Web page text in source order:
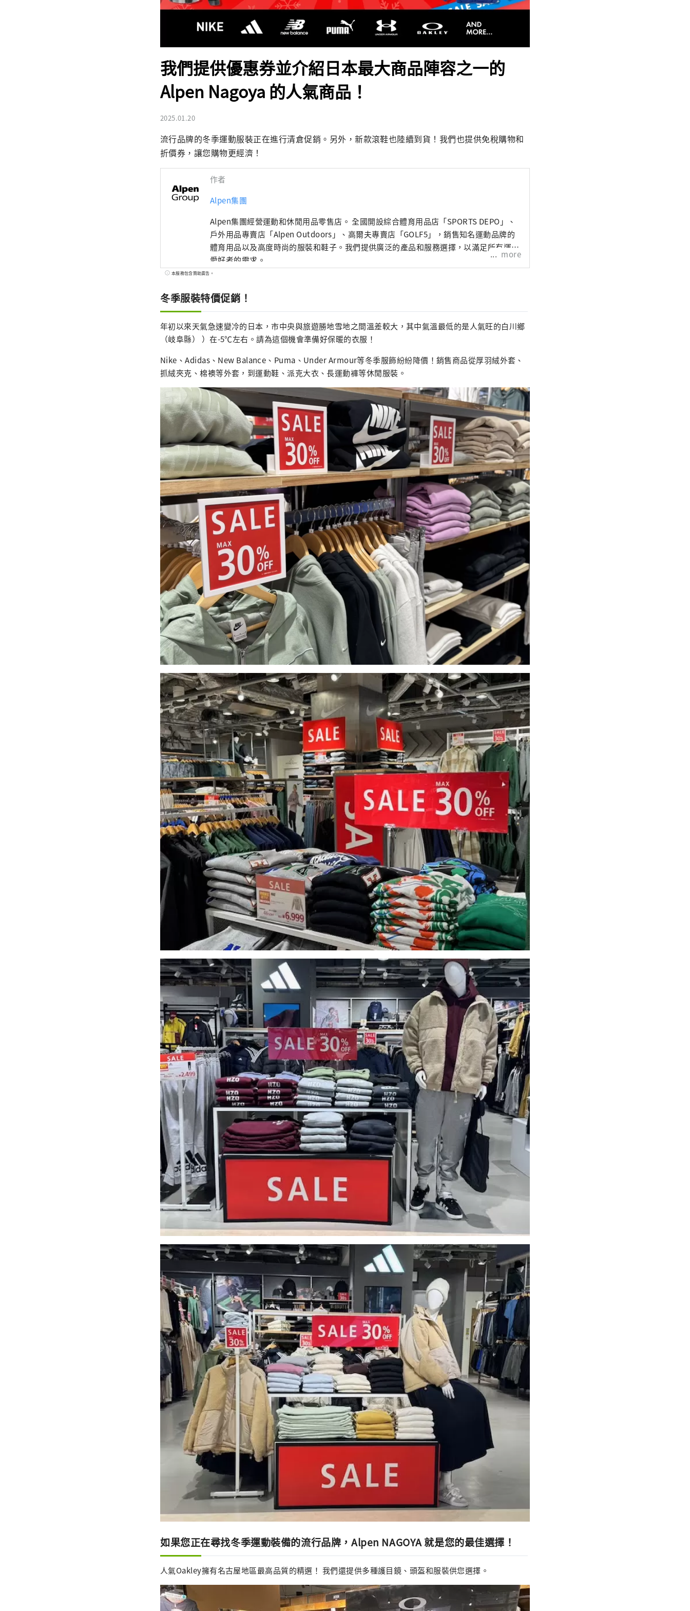
我們提供優惠券並介紹日本最大商品陣容之一的
Alpen Nagoya 的人氣商品！
2025.01.20
流行品牌的冬季運動服裝正在進行清倉促銷。另外，新款滾鞋也陸續到貨！我們也提供免稅購物和
折價券，讓您購物更經濟！
作者
Alpen集團
Alpen集團經營運動和休閒用品零售店。 全國開設綜合體育用品店「SPORTS DEPO」、
戶外用品專賣店「Alpen Outdoors」、高爾夫專賣店「GOLF5」，銷售知名運動品牌的
體育用品以及高度時尚的服裝和鞋子。我們提供廣泛的產品和服務選擇，以滿足所有運動
愛好者的需求。
more
本服務包含贊助廣告。
冬季服裝特價促銷！
年初以來天氣急速變冷的日本，市中央與旅遊勝地雪地之間溫差較大，其中氣溫最低的是人氣旺的白川鄉
（岐阜縣） ）在-5℃左右。請為這個機會準備好保暖的衣服！
Nike、Adidas、New Balance、Puma、Under Armour等冬季服飾紛紛降價！銷售商品從厚羽絨外套、
抓絨夾克、棉襖等外套，到運動鞋、派克大衣、長運動褲等休閒服裝。
如果您正在尋找冬季運動裝備的流行品牌，Alpen NAGOYA 就是您的最佳選擇！
人氣Oakley擁有名古屋地區最高品質的精選！ 我們還提供多種護目鏡、頭盔和服裝供您選擇。